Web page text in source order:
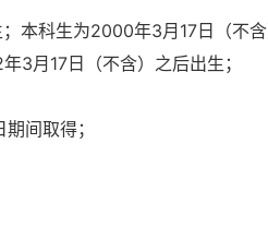
本科生为2000年3月17日（不
3月17日（不含）之后出生；
间取得；